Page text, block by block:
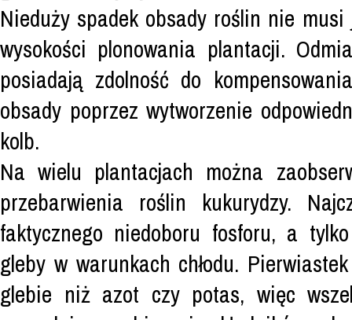
Nieduży spadek obsady roślin nie
wysokości plonowania plantacji.
posiadają zdolność do
obsady poprzez wytworzenie
kolb.
Na wielu plantacjach można
przebarwienia roślin kukurydzy.
faktycznego niedoboru fosforu, a
gleby w warunkach chłodu.
glebie niż azot czy potas, więc